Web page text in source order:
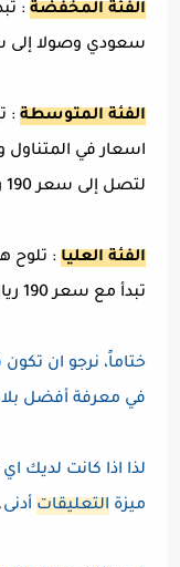
الفئة المخفضة
سعودي وصولا إلى سعر 70
الفئة المتوسطة :
لتصل إلى سعر 190 ريال سعودي.
الفئة العليا : تلوح
تبدأ مع سعر 190 ريال سعودي.
ختاماً، نرجو ان
في معرفة أفضل
لذا اذا كانت لديك
ميزة التعليقات أدنى.